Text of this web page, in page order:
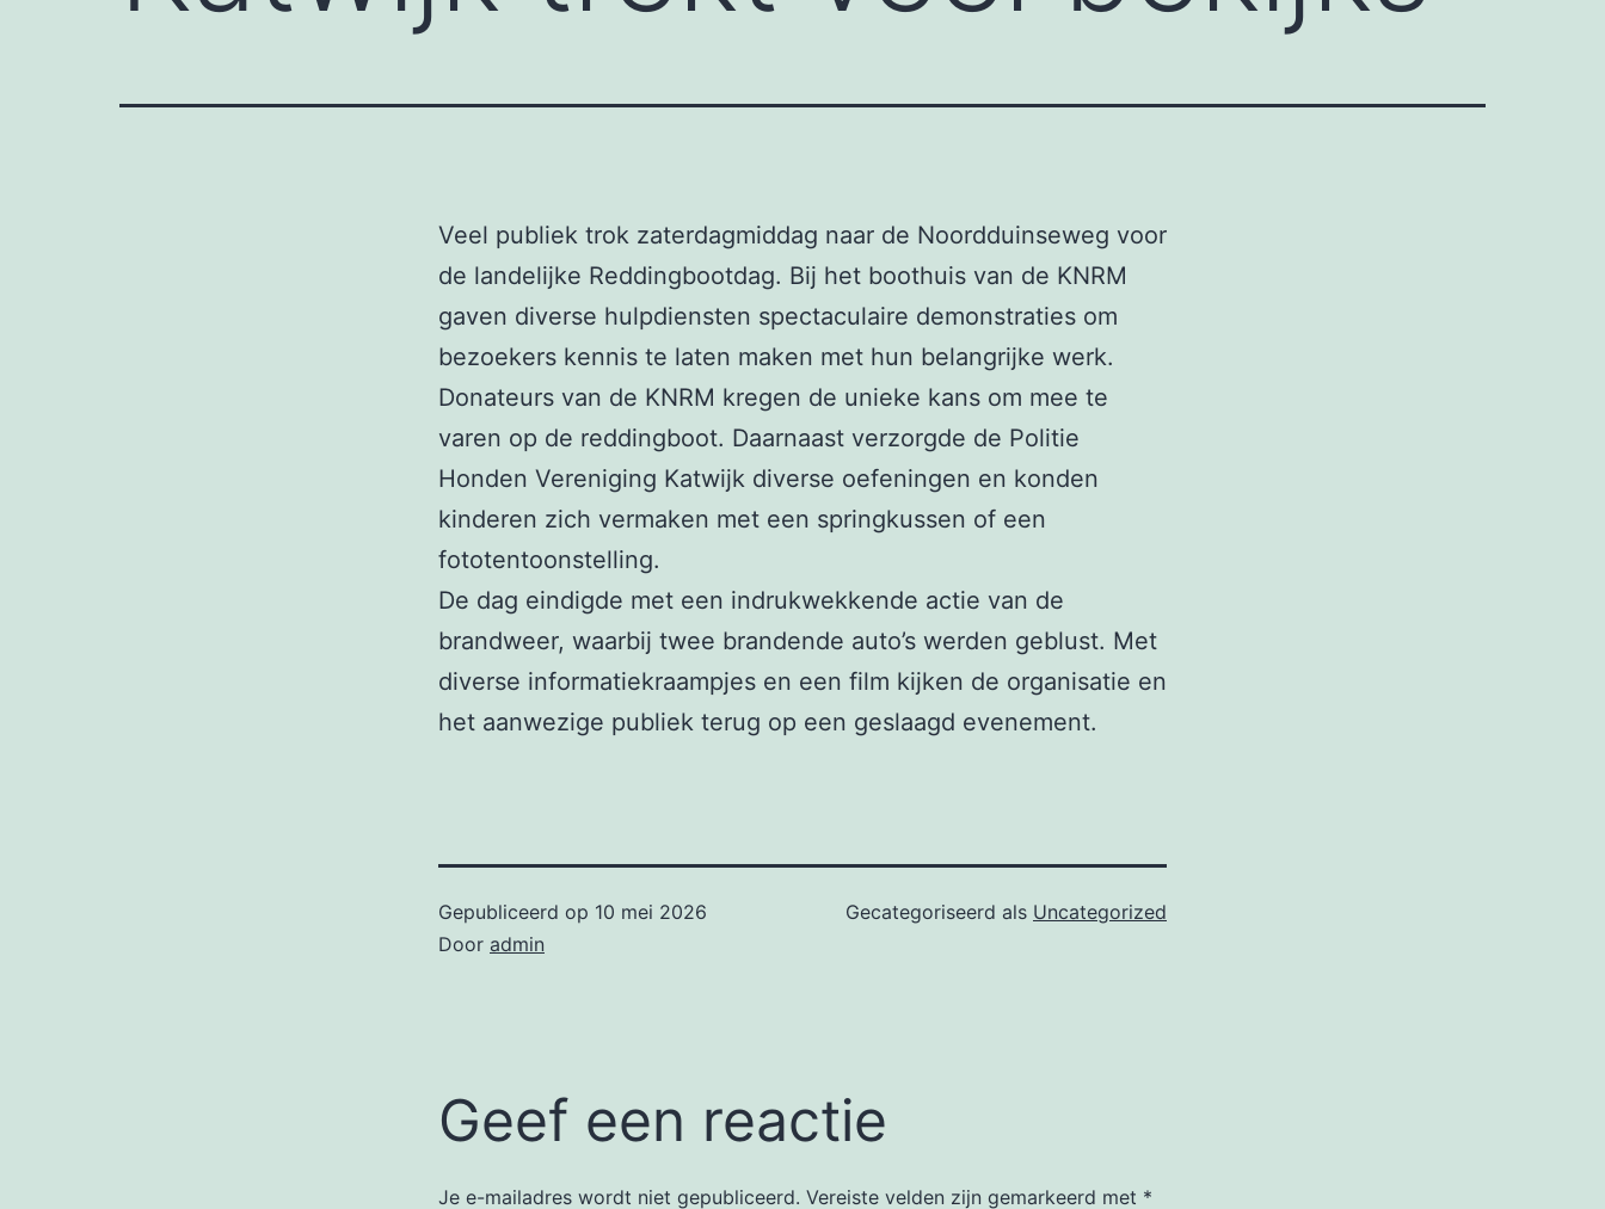
Veel publiek trok zaterdagmiddag naar de Noordduinseweg voor
de landelijke Reddingbootdag. Bij het boothuis van de KNRM
gaven diverse hulpdiensten spectaculaire demonstraties om
bezoekers kennis te laten maken met hun belangrijke werk.
Donateurs van de KNRM kregen de unieke kans om mee te
varen op de reddingboot. Daarnaast verzorgde de Politie
Honden Vereniging Katwijk diverse oefeningen en konden
kinderen zich vermaken met een springkussen of een
fototentoonstelling.
De dag eindigde met een indrukwekkende actie van de
brandweer, waarbij twee brandende auto’s werden geblust. Met
diverse informatiekraampjes en een film kijken de organisatie en
het aanwezige publiek terug op een geslaagd evenement.
Gepubliceerd op 10 mei 2026
Door admin
Gecategoriseerd als Uncategorized
Geef een reactie
Je e-mailadres wordt niet gepubliceerd. Vereiste velden zijn gemarkeerd met *